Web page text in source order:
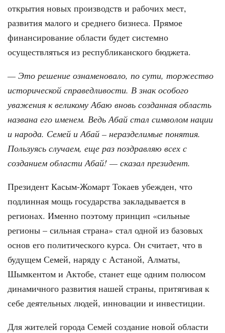
открытия новых производств и рабочих мест,
развития малого и среднего бизнеса. Прямое
финансирование области будет системно
осуществляться из республиканского бюджета.
— Это решение ознаменовало, по сути, торжество
исторической справедливости. В знак особого
уважения к великому Абаю вновь созданная область
названа его именем. Ведь Абай стал символом нации
и народа. Семей и Абай – неразделимые понятия.
Пользуясь случаем, еще раз поздравляю всех с
созданием области Абай! — сказал президент.
Президент Касым-Жомарт Токаев убежден, что
подлинная мощь государства закладывается в
регионах. Именно поэтому принцип «сильные
регионы – сильная страна» стал одной из базовых
основ его политического курса. Он считает, что в
будущем Семей, наряду с Астаной, Алматы,
Шымкентом и Актобе, станет еще одним полюсом
динамичного развития нашей страны, притягивая к
себе деятельных людей, инновации и инвестиции.
Для жителей города Семей создание новой области